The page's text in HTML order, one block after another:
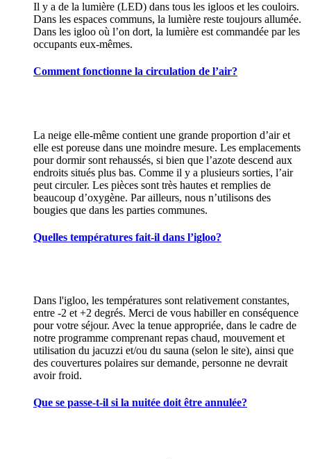
Il y a de la lumière (LED) dans tous les igloos et les couloirs.
Dans les espaces communs, la lumière reste toujours allumée.
Dans les igloo où l’on dort, la lumière est commandée par les
occupants eux-mêmes.
Comment fonctionne la circulation de l’air?
La neige elle-même contient une grande proportion d’air et
elle est poreuse dans une moindre mesure. Les emplacements
pour dormir sont rehaussés, si bien que l’azote descend aux
endroits situés plus bas. Comme il y a plusieurs sorties, l’air
peut circuler. Les pièces sont très hautes et remplies de
beaucoup d’oxygène. Par ailleurs, nous n’utilisons des
bougies que dans les parties communes.
Quelles températures fait-il dans l’igloo?
Dans l'igloo, les températures sont relativement constantes,
entre -2 et +2 degrés. Merci de vous habiller en conséquence
pour votre séjour. Avec la tenue appropriée, dans le cadre de
notre programme comprenant repas chaud, mouvement et
utilisation du jacuzzi et/ou du sauna (selon le site), ainsi que
des couvertures polaires sur demande, personne ne devrait
avoir froid.
Que se passe-t-il si la nuitée doit être annulée?